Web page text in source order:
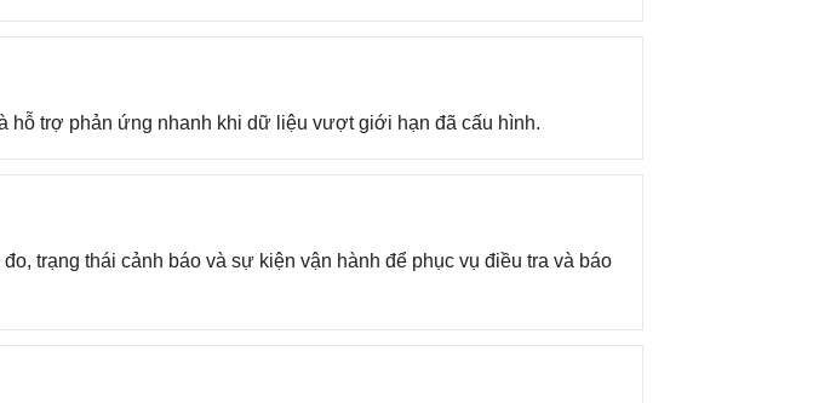
hỗ trợ phản ứng nhanh khi dữ liệu vượt giới hạn đã cấu hình.
trạng thái cảnh báo và sự kiện vận hành để phục vụ điều tra và báo